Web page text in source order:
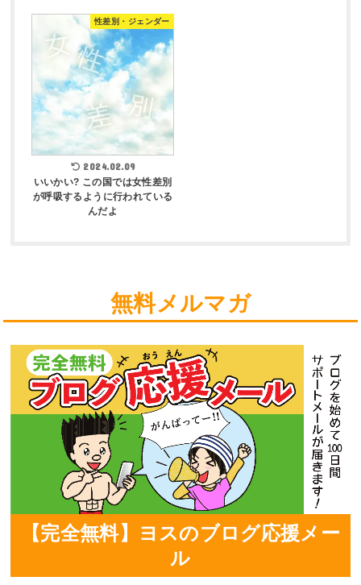
性差別・ジェンダー
2024.02.09
いいかい? この国では女性差別
が呼吸するように行われている
んだよ
無料メルマガ
【完全無料】ヨスのブログ応援メー
ル